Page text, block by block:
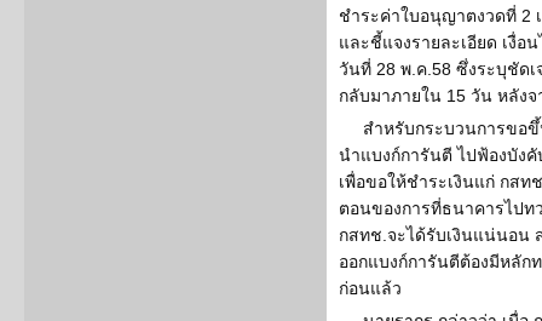
ชำระค่าใบอนุญาตงวดที่ 2
และชี้แจงรายละเอียด เงื่อ
วันที่ 28 พ.ค.58 ซึ่งระบุชัด
กลับมาภายใน 15 วัน หลัง
สำหรับกระบวนการขอ
นำแบงก์การันตี ไปฟ้องบัง
เพื่อขอให้ชำระเงินแก่ กส
ตอนของการที่ธนาคารไปท
กสทช.จะได้รับเงินแน่นอน
ออกแบงก์การันตีต้องมีหลัก
ก่อนแล้ว